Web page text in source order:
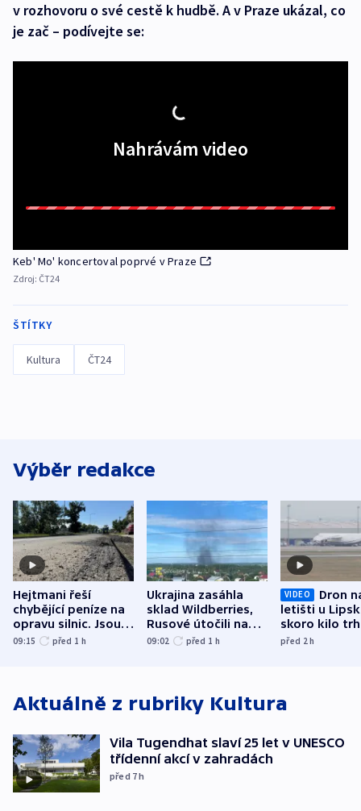
v rozhovoru o své cestě k hudbě. A v Praze ukázal, co
je zač – podívejte se:
Nahrávám video
Keb' Mo' koncertoval poprvé v Praze
Zdroj: ČT24
ŠTÍTKY
Kultura ČT24
Výběr redakce
Hejtmani řeší
chybějící peníze na
opravu silnic. Jsou
nenárokové, namítá
09:15 před 1 h
Ukrajina zasáhla
sklad Wildberries,
Rusové útočili na
trh, hasiče či
09:02 před 1 h
VIDEO
Dron
letišti u
skoro kilo
indicie
před 2h
Aktuálně z rubriky Kultura
Vila Tugendhat slaví 25 let v UNESCO
třídenní akcí v zahradách
před 7h